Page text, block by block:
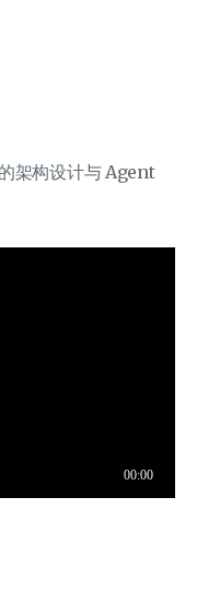
架构设计与 Agent